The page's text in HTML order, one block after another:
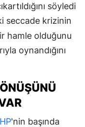
söyledi
seccade krizinin
hamle olduğunu
oynandığını
'nin başında